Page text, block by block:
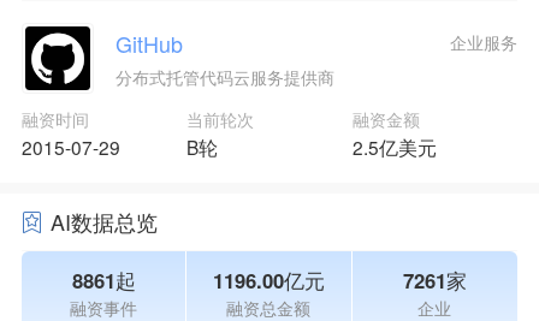
GitHub
分布式托管代码云服务提供商
企业服务
融资时间
2015-07-29
当前轮次
B轮
融资金额
2.5亿美元
AI数据总览
8861起
融资事件
1196.00亿元
融资总金额
7261家
企业